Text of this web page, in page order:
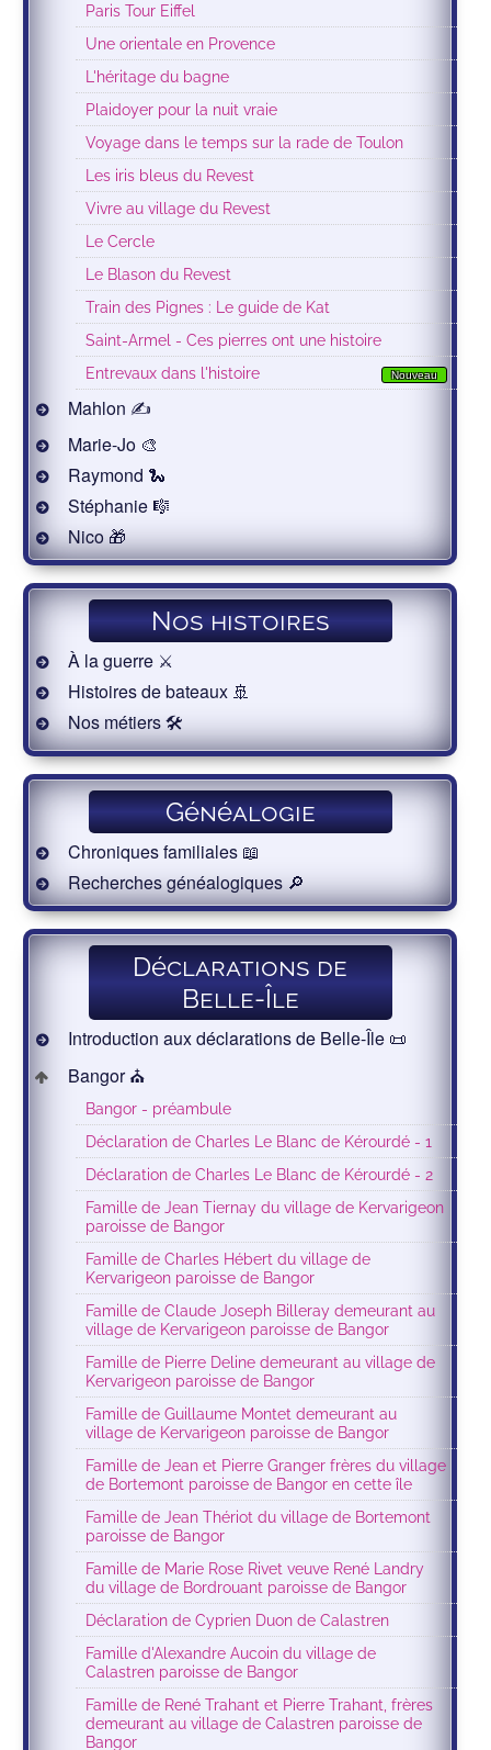
Paris Tour Eiffel
Une orientale en Provence
L'héritage du bagne
Plaidoyer pour la nuit vraie
Voyage dans le temps sur la rade de Toulon
Les iris bleus du Revest
Vivre au village du Revest
Le Cercle
Le Blason du Revest
Train des Pignes : Le guide de Kat
Saint-Armel - Ces pierres ont une histoire
Nouveau
Entrevaux dans l'histoire
Mahlon ✍
Marie-Jo 🎨
Raymond 🐍
Stéphanie 🎼
Nico 🎁
Nos histoires
À la guerre ⚔️
Histoires de bateaux 🚢
Nos métiers 🛠
Généalogie
Chroniques familiales 📖
Recherches généalogiques 🔎
Déclarations de
Belle-Île
Introduction aux déclarations de Belle-Île 📜
Bangor ⛪️
Bangor - préambule
Déclaration de Charles Le Blanc de Kérourdé - 1
Déclaration de Charles Le Blanc de Kérourdé - 2
Famille de Jean Tiernay du village de Kervarigeon
paroisse de Bangor
Famille de Charles Hébert du village de
Kervarigeon paroisse de Bangor
Famille de Claude Joseph Billeray demeurant au
village de Kervarigeon paroisse de Bangor
Famille de Pierre Deline demeurant au village de
Kervarigeon paroisse de Bangor
Famille de Guillaume Montet demeurant au
village de Kervarigeon paroisse de Bangor
Famille de Jean et Pierre Granger frères du village
de Bortemont paroisse de Bangor en cette île
Famille de Jean Thériot du village de Bortemont
paroisse de Bangor
Famille de Marie Rose Rivet veuve René Landry
du village de Bordrouant paroisse de Bangor
Déclaration de Cyprien Duon de Calastren
Famille d'Alexandre Aucoin du village de
Calastren paroisse de Bangor
Famille de René Trahant et Pierre Trahant, frères
demeurant au village de Calastren paroisse de
Bangor